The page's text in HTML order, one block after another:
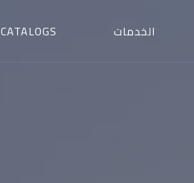
الخدمات CATALOGS